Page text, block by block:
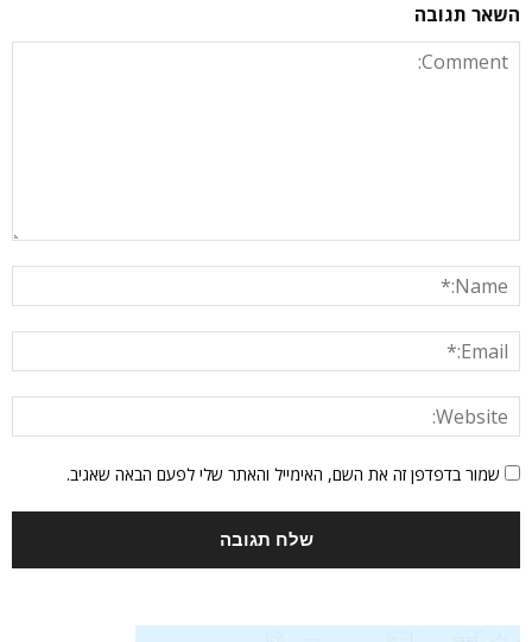
השאר תגובה
שמור בדפדפן זה את השם, האימייל והאתר שלי לפעם הבאה שאגיב.